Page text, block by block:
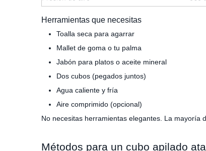
Herramientas que necesitas
Toalla seca para agarrar
Mallet de goma o tu palma
Jabón para platos o aceite mineral
Dos cubos (pegados juntos)
Agua caliente y fría
Aire comprimido (opcional)
No necesitas herramientas elegantes. La mayoría
Métodos para un cubo apilado